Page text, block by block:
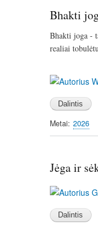
Bhakti
Bhakti joga -
realiai
Image
Metai 2026
Jėga ir
Image